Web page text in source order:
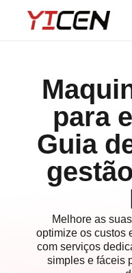
para
Guia
Melhore as
optimize os custos
com serviços
simples e fáceis